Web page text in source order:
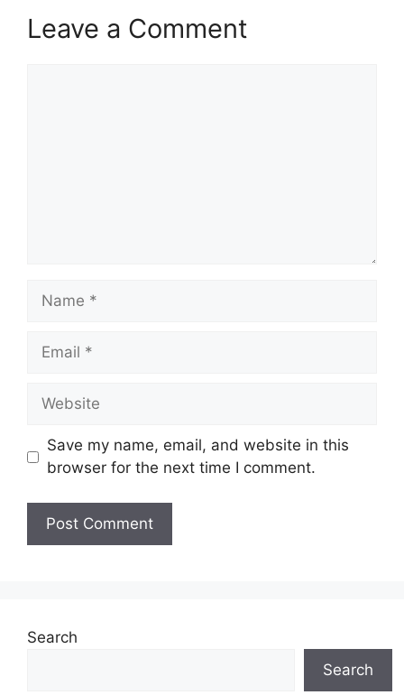
Leave a Comment
Name
Email
Website
Save my name, email, and website in this
browser for the next time I comment.
Search
Search